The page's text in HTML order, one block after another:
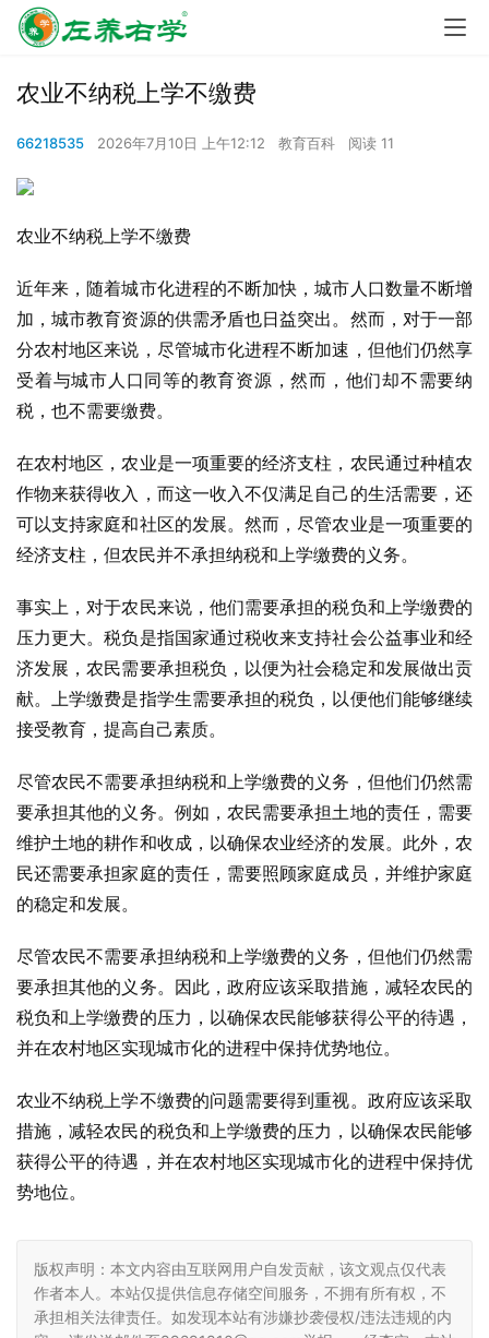
农业不纳税上学不缴费
66218535 2026年7月10日 上午12:12 教育百科 阅读 11
农业不纳税上学不缴费
近年来，随着城市化进程的不断加快，城市人口数量不断增
加，城市教育资源的供需矛盾也日益突出。然而，对于一部
分农村地区来说，尽管城市化进程不断加速，但他们仍然享
受着与城市人口同等的教育资源，然而，他们却不需要纳
税，也不需要缴费。
在农村地区，农业是一项重要的经济支柱，农民通过种植农
作物来获得收入，而这一收入不仅满足自己的生活需要，还
可以支持家庭和社区的发展。然而，尽管农业是一项重要的
经济支柱，但农民并不承担纳税和上学缴费的义务。
事实上，对于农民来说，他们需要承担的税负和上学缴费的
压力更大。税负是指国家通过税收来支持社会公益事业和经
济发展，农民需要承担税负，以便为社会稳定和发展做出贡
献。上学缴费是指学生需要承担的税负，以便他们能够继续
接受教育，提高自己素质。
尽管农民不需要承担纳税和上学缴费的义务，但他们仍然需
要承担其他的义务。例如，农民需要承担土地的责任，需要
维护土地的耕作和收成，以确保农业经济的发展。此外，农
民还需要承担家庭的责任，需要照顾家庭成员，并维护家庭
的稳定和发展。
尽管农民不需要承担纳税和上学缴费的义务，但他们仍然需
要承担其他的义务。因此，政府应该采取措施，减轻农民的
税负和上学缴费的压力，以确保农民能够获得公平的待遇，
并在农村地区实现城市化的进程中保持优势地位。
农业不纳税上学不缴费的问题需要得到重视。政府应该采取
措施，减轻农民的税负和上学缴费的压力，以确保农民能够
获得公平的待遇，并在农村地区实现城市化的进程中保持优
势地位。
版权声明：本文内容由互联网用户自发贡献，该文观点仅代表
作者本人。本站仅提供信息存储空间服务，不拥有所有权，不
承担相关法律责任。如发现本站有涉嫌抄袭侵权/违法违规的内